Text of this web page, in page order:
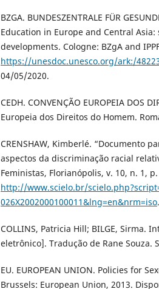
BZGA. BUNDESZENTRALE FÜR
Education in Europe and Central
developments. Cologne: BZgA and
https://unesdoc.unesco.org/ark:/
04/05/2020.
CEDH. CONVENÇÃO EUROPEIA DOS
Europeia dos Direitos do Homem.
CRENSHAW, Kimberlé. “Documento
aspectos da discriminação racial
Feministas, Florianópolis, v. 10, n. 1,
http://www.scielo.br/
026X2002000100011&lng=en&nrm=iso
COLLINS, Patricia Hill; BILGE, Sirma.
eletrônico]. Tradução de Rane Souza.
EU. EUROPEAN UNION. Policies for
Brussels: European Union, 2013.